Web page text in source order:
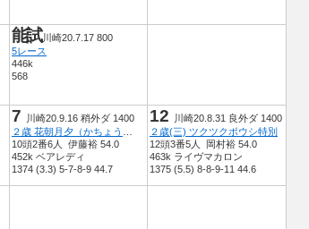
能試川崎20.7.17 800
5レース
446k
568
7
川崎20.9.16 稍外ダ 1400
10頭2番6人 伊藤裕 54.0
452k ベアレディ
1374 (3.3) 5-7-8-9 44.7
12
川崎20.8.31 良外ダ 1400
２歳(三) ツクツクボウシ特別
12頭3番5人 岡村裕 54.0
463k ライヴマカロン
1375 (5.5) 8-8-9-11 44.6